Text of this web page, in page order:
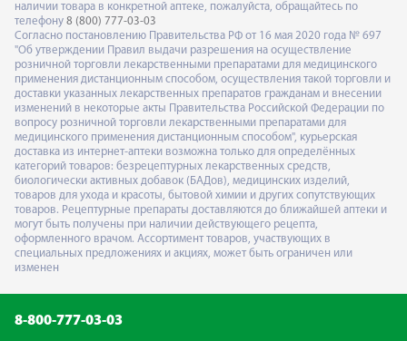
наличии товара в конкретной аптеке, пожалуйста, обращайтесь по
телефону 8 (800) 777-03-03
Согласно постановлению Правительства РФ от 16 мая 2020 года № 697
"Об утверждении Правил выдачи разрешения на осуществление
розничной торговли лекарственными препаратами для медицинского
применения дистанционным способом, осуществления такой торговли и
доставки указанных лекарственных препаратов гражданам и внесении
изменений в некоторые акты Правительства Российской Федерации по
вопросу розничной торговли лекарственными препаратами для
медицинского применения дистанционным способом", курьерская
доставка из интернет-аптеки возможна только для определённых
категорий товаров: безрецептурных лекарственных средств,
биологически активных добавок (БАДов), медицинских изделий,
товаров для ухода и красоты, бытовой химии и других сопутствующих
товаров. Рецептурные препараты доставляются до ближайшей аптеки и
могут быть получены при наличии действующего рецепта,
оформленного врачом. Ассортимент товаров, участвующих в
специальных предложениях и акциях, может быть ограничен или
изменен
8-800-777-03-03